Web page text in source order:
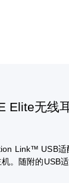
Elite无线
Link™ USB适
。随附的USB